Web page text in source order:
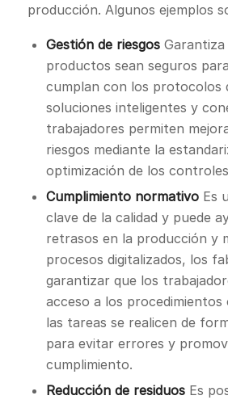
producción. Algunos ejemplos
Gestión de riesgosGarantiza
productos sean seguros
cumplan con los protocolos
soluciones inteligentes y
trabajadores permiten
riesgos mediante la
optimización de los
Cumplimiento normativoEs
clave de la calidad y puede
retrasos en la producción y
procesos digitalizados, los
garantizar que los
acceso a los
las tareas se realicen de
para evitar errores y
cumplimiento.
Reducción de residuosEs